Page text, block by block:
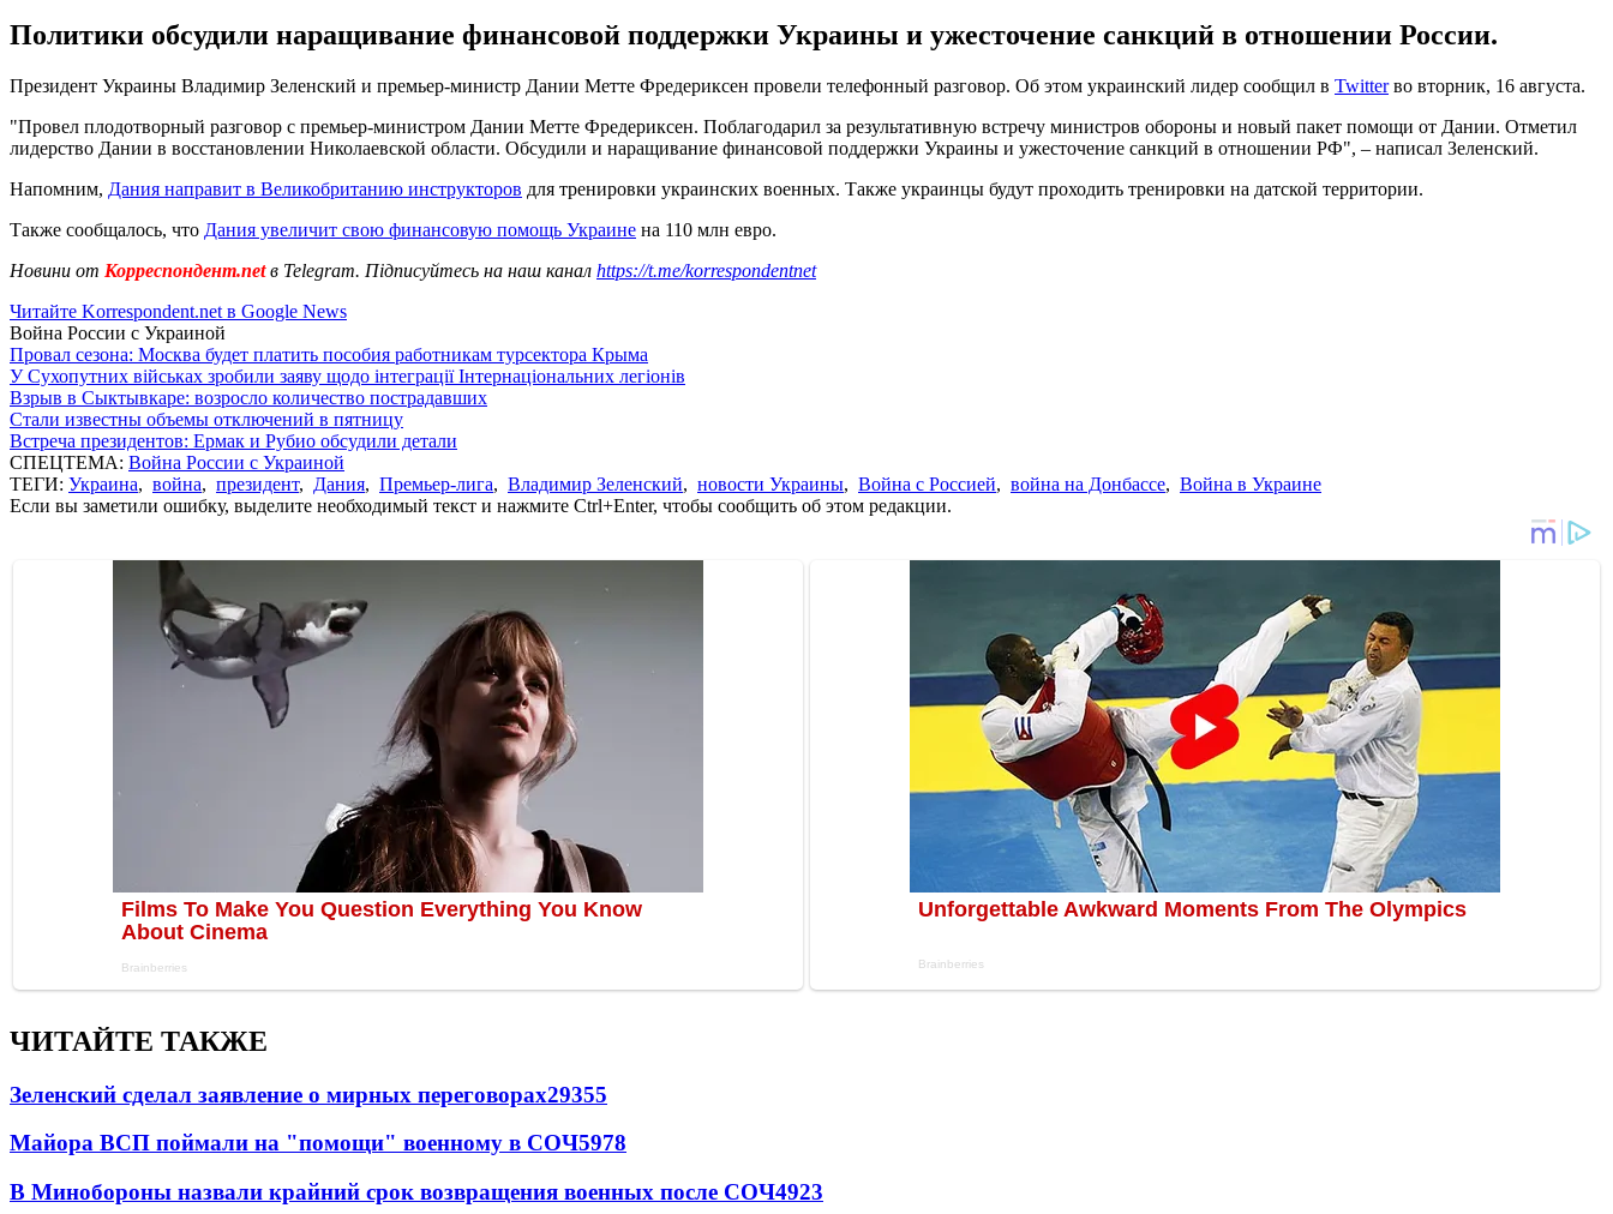
Политики обсудили наращивание финансовой поддержки Украины и ужесточение санкций в отношении России.
Президент Украины Владимир Зеленский и премьер-министр Дании Метте Фредериксен провели телефонный разговор. Об этом украинский лидер сообщил в Twitterво вторник, 16 августа.
"Провел плодотворный разговор с премьер-министром Дании Метте Фредериксен. Поблагодарил за результативную встречу министров обороны и новый пакет помощи от Дании. Отметил
лидерство Дании в восстановлении Николаевской области. Обсудили и наращивание финансовой поддержки Украины и ужесточение санкций в отношении РФ", – написал Зеленский.
Напомним, Дания направит в Великобританию инструкторов для тренировки украинских военных. Также украинцы будут проходить тренировки на датской территории.
Также сообщалось, что Дания увеличит свою финансовую помощь Украине на 110 млн евро.
Новини от Корреспондент.netв Telegram. Підписуйтесь на наш канал https://t.me/korrespondentnet
Читайте Korrespondent.net в Google News
Война России с Украиной
Провал сезона: Москва будет платить пособия работникам турсектора Крыма
У Сухопутних військах зробили заяву щодо інтеграції Інтернаціональних легіонів
Взрыв в Сыктывкаре: возросло количество пострадавших
Стали известны объемы отключений в пятницу
Встреча президентов: Ермак и Рубио обсудили детали
СПЕЦТЕМА: Война России с Украиной
ТЕГИ: Украина, война, президент, Дания, Премьер-лига, Владимир Зеленский, новости Украины, Война с Россией, война на Донбассе, Война в Украине
Если вы заметили ошибку, выделите необходимый текст и нажмите Ctrl+Enter, чтобы сообщить об этом редакции.
ЧИТАЙТЕ ТАКЖЕ
Зеленский сделал заявление о мирных переговорах29355
Майора ВСП поймали на "помощи" военному в СОЧ5978
В Минобороны назвали крайний срок возвращения военных после СОЧ4923